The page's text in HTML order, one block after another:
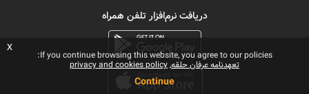
دریافت نرم‌افزار تلفن همراه
If you continue browsing this website, you agree to our policies:
تعهدنامه عرفان حلقه privacy and cookies policy
Continue
x